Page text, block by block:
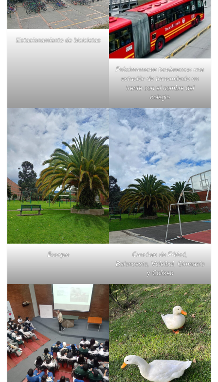
Estacionamiento de bicicletas
Próximamente tenderemos una
estación de transmilenio en
frente con el nombre del
colegio
Bosque
Canchas de Fútbol,
Baloncesto, Voleibol, Gimnasio
y Coliseo